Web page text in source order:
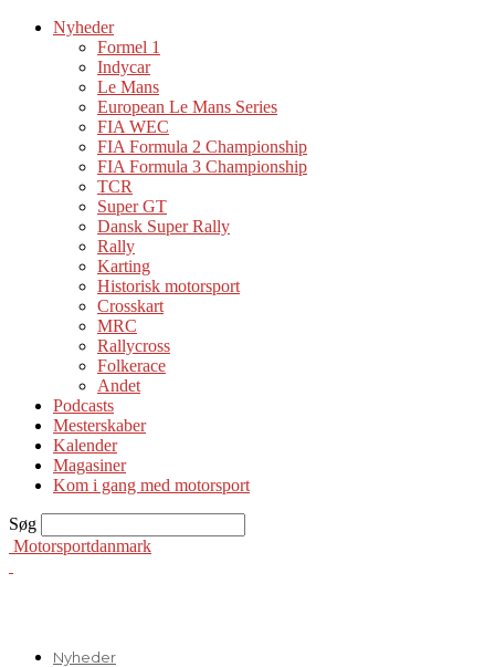
Nyheder
Formel 1
Indycar
Le Mans
European Le Mans Series
FIA WEC
FIA Formula 2 Championship
FIA Formula 3 Championship
TCR
Super GT
Dansk Super Rally
Rally
Karting
Historisk motorsport
Crosskart
MRC
Rallycross
Folkerace
Andet
Podcasts
Mesterskaber
Kalender
Magasiner
Kom i gang med motorsport
Søg
Motorsportdanmark
Nyheder